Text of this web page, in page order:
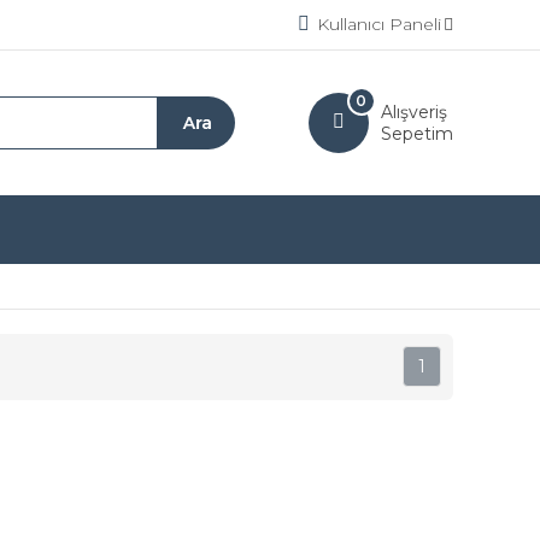
Kullanıcı Paneli
Alışveriş
Sepetim
0
1